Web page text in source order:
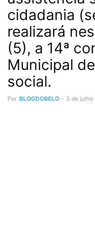
cidadania
realizará
(5), a 14ª
Municipal
social.
Por BLOGDOBELO - 3 de julho